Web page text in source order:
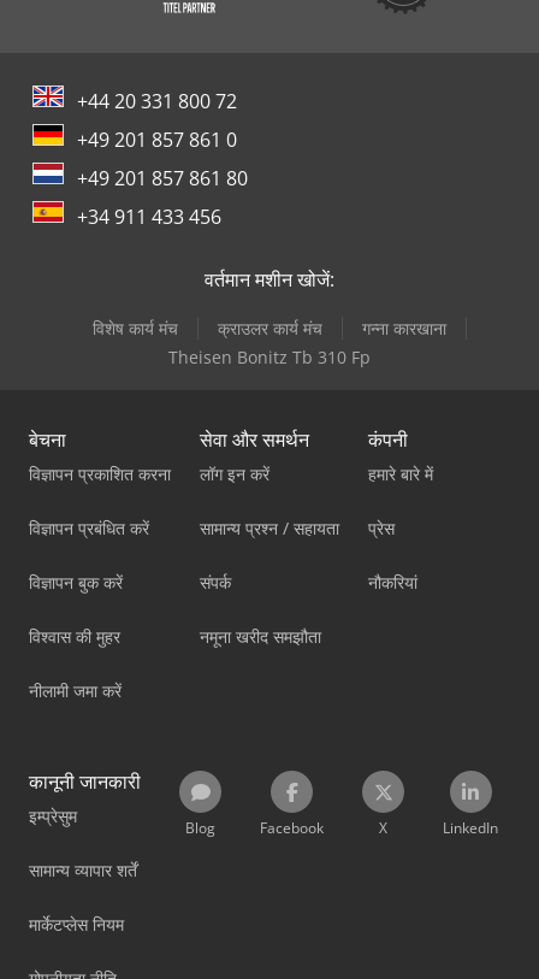
+44 20 331 800 72
+49 201 857 861 0
+49 201 857 861 80
+34 911 433 456
वर्तमान मशीन खोजें:
विशेष कार्य मंच क्राउलर कार्य मंच
गन्ना कारखाना
Theisen Bonitz Tb 310 Fp
बेचना
विज्ञापन प्रकाशित करना
विज्ञापन प्रबंधित करें
विज्ञापन बुक करें
विश्वास की मुहर
नीलामी जमा करें
सेवा और समर्थन
लॉग इन करें
सामान्य प्रश्न / सहायता
संपर्क
नमूना खरीद समझौता
कंपनी
हमारे बारे में
प्रेस
नौकरियां
कानूनी जानकारी
इम्प्रेसुम
सामान्य व्यापार शर्तें
मार्केटप्लेस नियम
Blog Facebook X LinkedIn